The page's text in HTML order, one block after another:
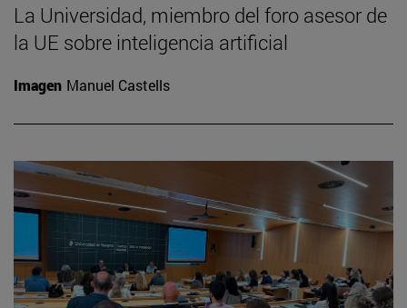
La Universidad, miembro del foro asesor de
la UE sobre inteligencia artificial
Imagen Manuel Castells